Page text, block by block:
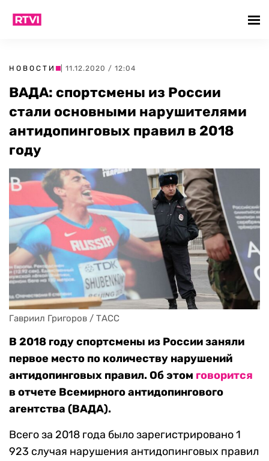
НОВОСТИ | 11.12.2020 / 12:04
ВАДА: спортсмены из России
стали основными нарушителями
антидопинговых правил в 2018
году
Гавриил Григоров / ТАСС
В 2018 году спортсмены из России заняли
первое место по количеству нарушений
антидопинговых правил. Об этом говорится
в отчете Всемирного антидопингового
агентства (ВАДА).
Всего за 2018 года было зарегистрировано 1
923 случая нарушения антидопинговых правил